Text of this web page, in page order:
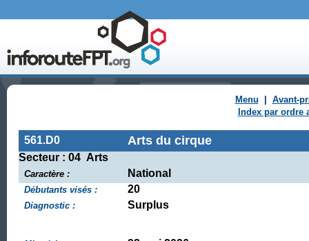
Menu
Avant-
Index par ordre
561.D0 Arts du cirque
Secteur : 04 Arts
Caractère : National
Débutants visés : 20
Diagnostic : Surplus